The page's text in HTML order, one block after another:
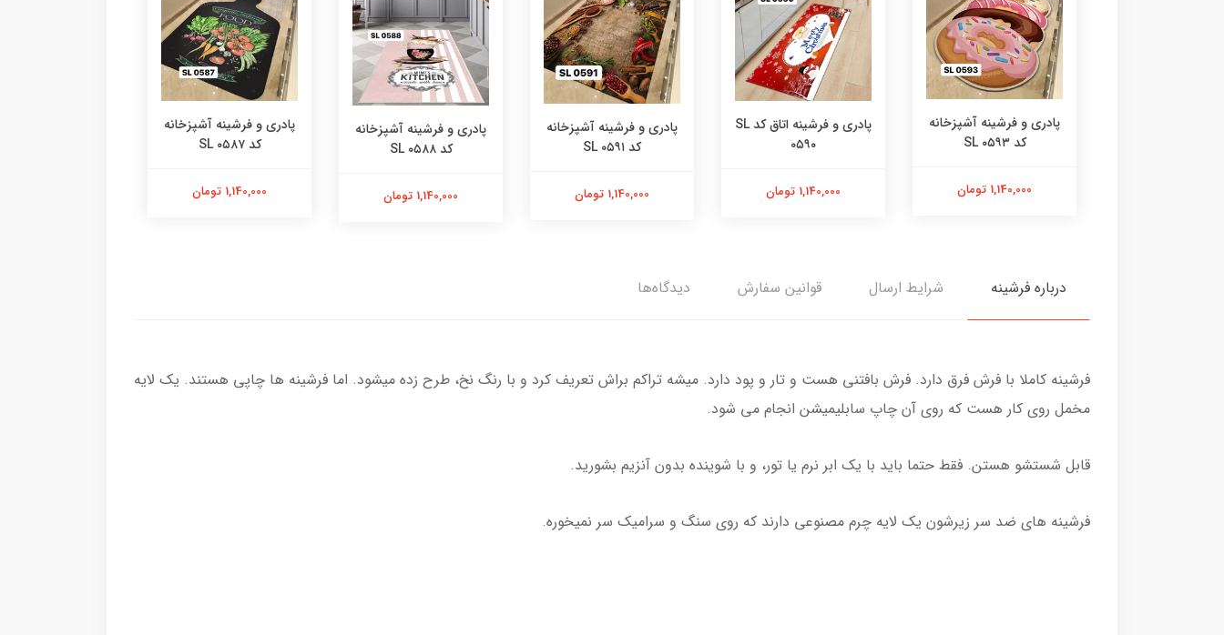
پادری و فرشینه آشپزخانه
کد SL ۰۵۹۳
1,140,000 تومان
پادری و فرشینه اتاق کد SL
۰۵۹۰
1,140,000 تومان
پادری و فرشینه آشپزخانه
کد SL ۰۵۹۱
1,140,000 تومان
پادری و فرشینه آشپزخانه
کد SL ۰۵۸۸
1,140,000 تومان
پادری و فرشینه آشپزخانه
کد SL ۰۵۸۷
1,140,000 تومان
درباره فرشینه شرایط ارسال قوانین سفارش دیدگاه‌ها
فرشینه کاملا با فرش فرق دارد. فرش بافتنی هست و تار و پود دارد. میشه تراکم براش تعریف کرد و با رنگ نخ، طرح زده میشود. اما فرشینه ها چاپی هستند. یک لایه
مخمل روی کار هست که روی آن چاپ سابلیمیشن انجام می شود.
قابل شستشو هستن. فقط حتما باید با یک ابر نرم یا تور، و با شوینده بدون آنزیم بشورید.
فرشینه های ضد سر زیرشون یک لایه چرم مصنوعی دارند که روی سنگ و سرامیک سر نمیخوره.